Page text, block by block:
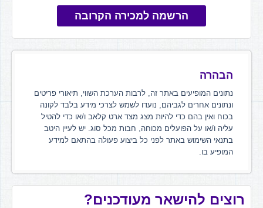
הרשמה למכירה הקרובה
הבהרה
נתונים המופיעים באתר זה, לרבות הערכת השווי, תיאורי פריטים
ונתונים אחרים לגביהם, נועדו לשמש לצרכי מידע בלבד לקונה
בכוח ואין בהם כדי להיות מצג מצד ארט קלאב ו/או כדי להטיל
עליה ו/או על הפועלים מכוחה, חבות מכל סוג. יש לעיין היטב
בתנאי השימוש באתר לפני כל ביצוע פעולה בהתאם למידע
המופיע בו.
רוצים להישאר מעודכנים?